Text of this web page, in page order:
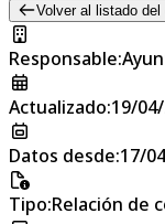
Volver al listado del
Responsable:
Actualizado:19/
Datos desde:17/
Tipo:Relación de